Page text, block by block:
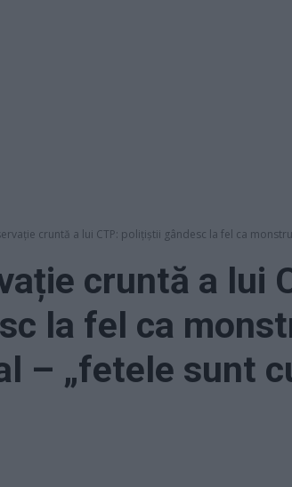
cruntă a lui CTP: polițiștii gândesc la fel ca
cruntă a lui
la fel ca
– „fetele sunt